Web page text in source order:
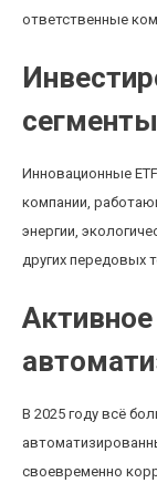
ответственные
Инновационные
компании,
энергии,
других передовых
Активное
В 2025 году всё
своевременно